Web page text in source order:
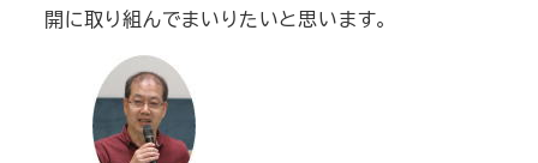
開に取り組んでまいりたいと思います。